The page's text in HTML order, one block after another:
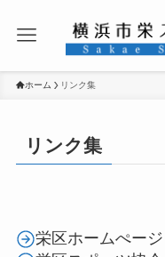
ホーム リンク集
リンク集
栄区ホームぺージ